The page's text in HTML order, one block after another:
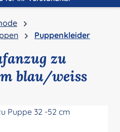
Puppenkleider
zu
blau/weiss